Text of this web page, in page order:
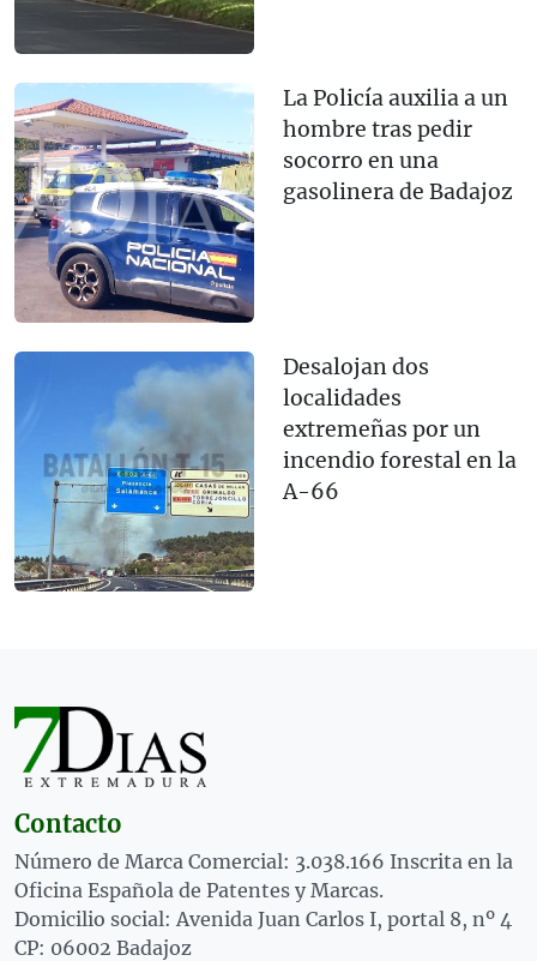
La Policía auxilia a un
hombre tras pedir
socorro en una
gasolinera de Badajoz
Desalojan dos
localidades
extremeñas por un
incendio forestal en la
A-66
Contacto
Número de Marca Comercial: 3.038.166 Inscrita en la
Oficina Española de Patentes y Marcas.
Domicilio social: Avenida Juan Carlos I, portal 8, nº 4
CP: 06002 Badajoz